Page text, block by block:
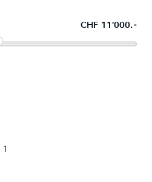
CHF 11'000.–
1